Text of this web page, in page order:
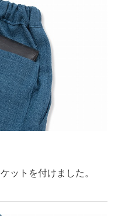
ットを付けました。